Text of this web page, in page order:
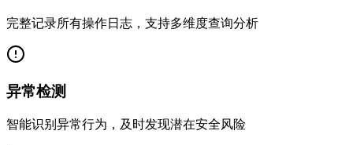
完整记录所有操作日志，支持多维度查询分析
异常检测
智能识别异常行为，及时发现潜在安全风险